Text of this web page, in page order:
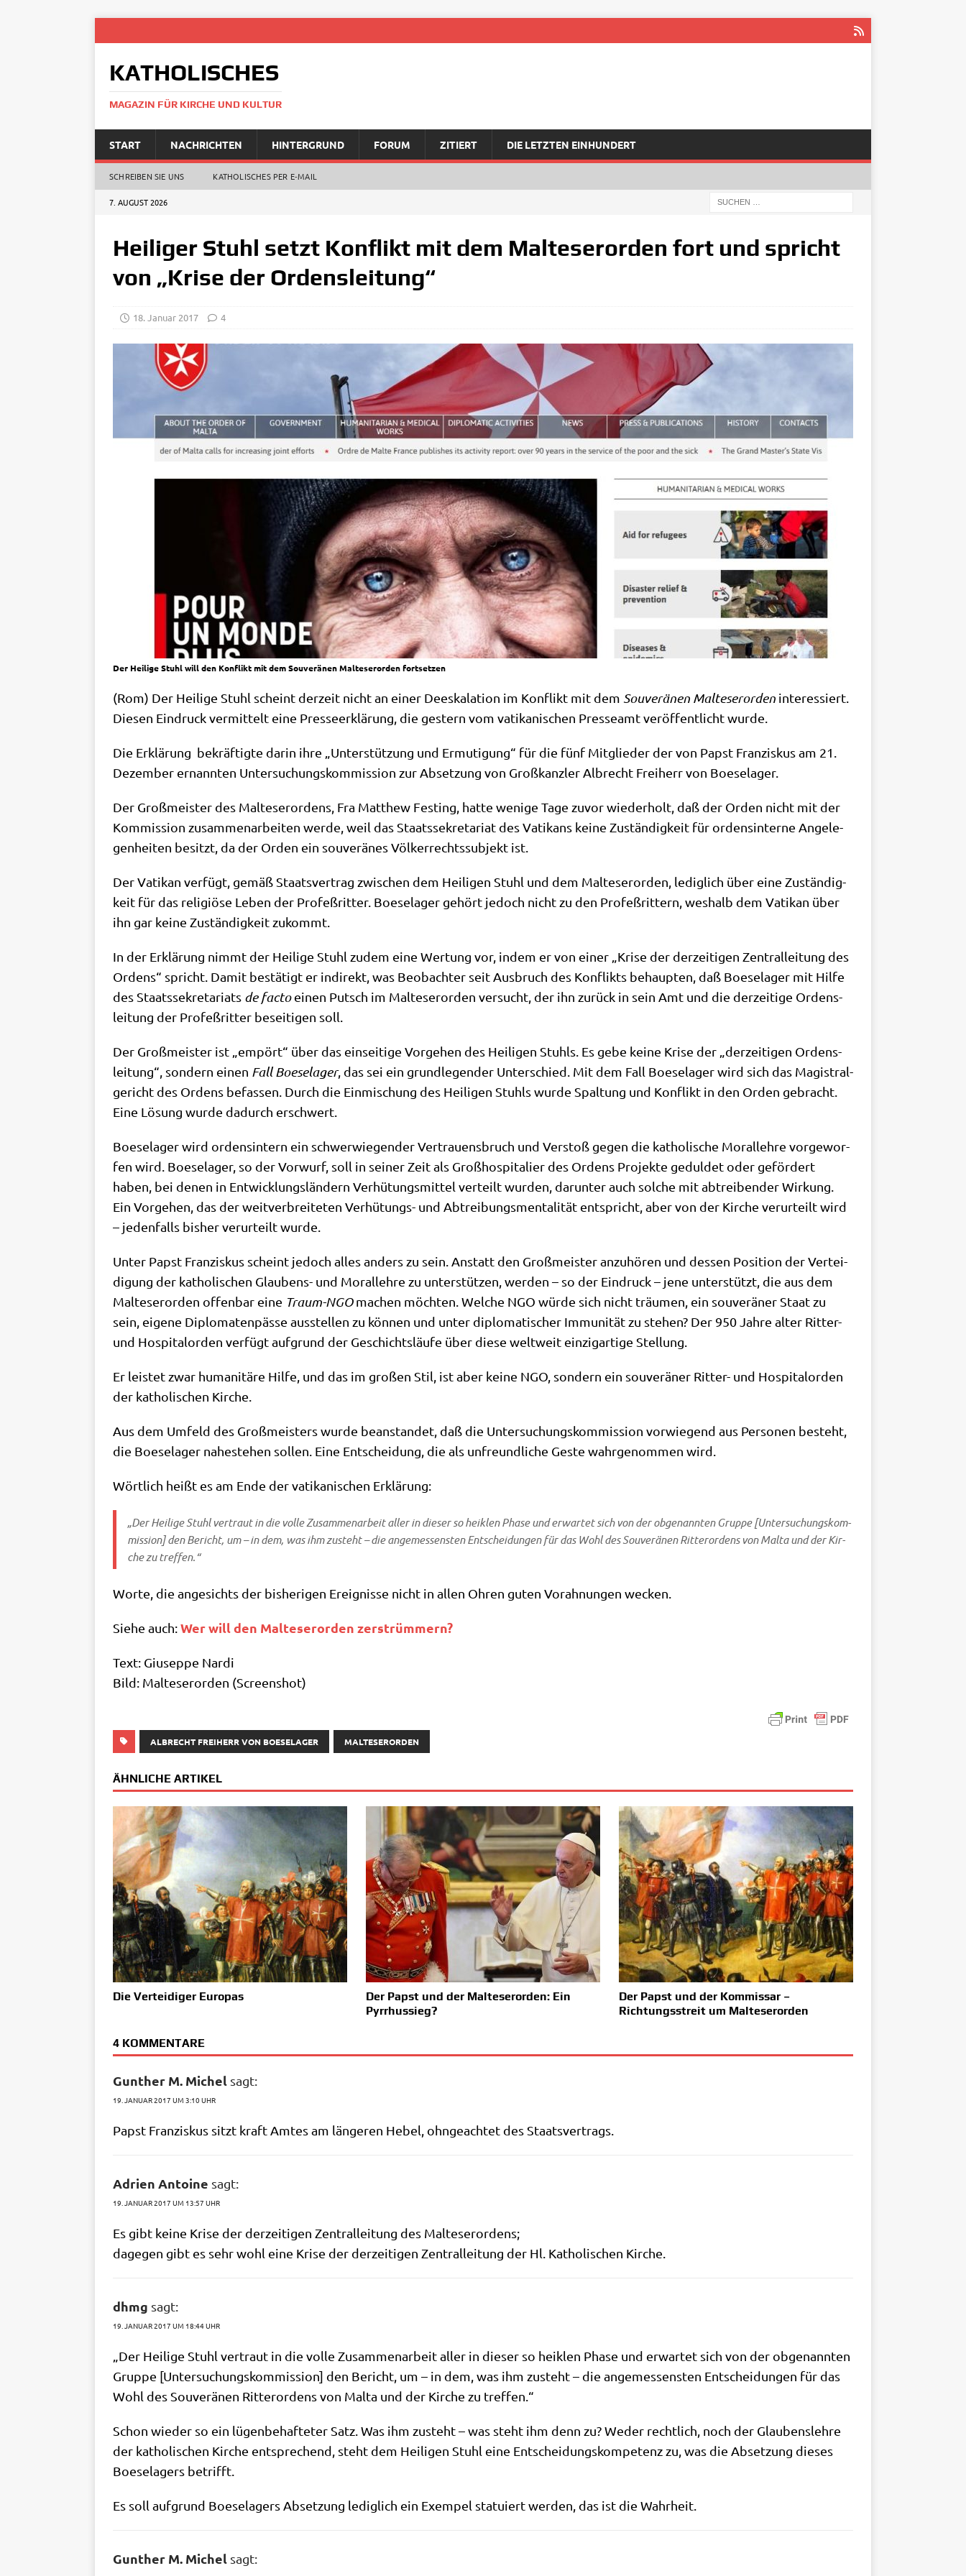
KATHOLISCHES
MAGAZIN FÜR KIRCHE UND KULTUR
START NACHRICHTEN HINTERGRUND FORUM ZITIERT DIE LETZTEN EINHUNDERT
SCHREIBEN SIE UNS KATHOLISCHES PER E‑MAIL
7. AUGUST 2026
Heiliger Stuhl setzt Konflikt mit dem Malteserorden fort und spricht
von „Krise der Ordensleitung“
18. Januar 2017 4
Der Heilige Stuhl will den Konflikt mit dem Souveränen Malteserorden fortsetzen
(Rom) Der Hei­li­ge Stuhl scheint der­zeit nicht an einer Dees­ka­la­ti­on im Kon­flikt mit dem Sou­ve­rä­nen Mal­te­ser­or­den inter­es­siert.
Die­sen Ein­druck ver­mit­telt eine Pres­se­er­klä­rung, die gestern vom vati­ka­ni­schen Pres­se­amt ver­öf­fent­licht wurde.
Die Erklä­rung bekräf­tig­te dar­in ihre „Unter­stüt­zung und Ermu­ti­gung“ für die fünf Mit­glie­der der von Papst Fran­zis­kus am 21.
Dezem­ber ernann­ten Unter­su­chungs­kom­mis­si­on zur Abset­zung von Groß­kanz­ler Albrecht Frei­herr von Boeselager.
Der Groß­mei­ster des Mal­te­ser­or­dens, Fra Matthew Fest­ing, hat­te weni­ge Tage zuvor wie­der­holt, daß der Orden nicht mit der
Kom­mis­si­on zusam­men­ar­bei­ten wer­de, weil das Staats­se­kre­ta­ri­at des Vati­kans kei­ne Zustän­dig­keit für ordens­in­ter­ne Ange­le­
gen­hei­ten besitzt, da der Orden ein sou­ve­rä­nes Völ­ker­rechts­sub­jekt ist.
Der Vati­kan ver­fügt, gemäß Staats­ver­trag zwi­schen dem Hei­li­gen Stuhl und dem Mal­te­ser­or­den, ledig­lich über eine Zustän­dig­
keit für das reli­giö­se Leben der Pro­feß­rit­ter. Boe­se­la­ger gehört jedoch nicht zu den Pro­feß­rit­tern, wes­halb dem Vati­kan über
ihn gar kei­ne Zustän­dig­keit zukommt.
In der Erklä­rung nimmt der Hei­li­ge Stuhl zudem eine Wer­tung vor, indem er von einer „Kri­se der der­zei­ti­gen Zen­t­ral­lei­tung des
Ordens“ spricht. Damit bestä­tigt er indi­rekt, was Beob­ach­ter seit Aus­bruch des Kon­flikts behaup­ten, daß Boe­se­la­ger mit Hil­fe
des Staats­se­kre­ta­ri­ats de fac­toeinen Putsch im Mal­te­ser­or­den ver­sucht, der ihn zurück in sein Amt und die der­zei­ti­ge Ordens­
lei­tung der Pro­feß­rit­ter besei­ti­gen soll.
Der Groß­mei­ster ist „empört“ über das ein­sei­ti­ge Vor­ge­hen des Hei­li­gen Stuhls. Es gebe kei­ne Kri­se der „der­zei­ti­gen Ordens­
lei­tung“, son­dern einen Fall Boe­se­la­ger, das sei ein grund­le­gen­der Unter­schied. Mit dem Fall Boe­se­la­ger wird sich das Magi­stral­
ge­richt des Ordens befas­sen. Durch die Ein­mi­schung des Hei­li­gen Stuhls wur­de Spal­tung und Kon­flikt in den Orden gebracht.
Eine Lösung wur­de dadurch erschwert.
Boe­se­la­ger wird ordens­in­tern ein schwer­wie­gen­der Ver­trau­ens­bruch und Ver­stoß gegen die katho­li­sche Moral­leh­re vor­ge­wor­
fen wird. Boe­se­la­ger, so der Vor­wurf, soll in sei­ner Zeit als Groß­hos­pi­ta­lier des Ordens Pro­jek­te gedul­det oder geför­dert
haben, bei denen in Ent­wick­lungs­län­dern Ver­hü­tungs­mit­tel ver­teilt wur­den, dar­un­ter auch sol­che mit abtrei­ben­der Wir­kung.
Ein Vor­ge­hen, das der weit­ver­brei­te­ten Ver­hü­tungs- und Abtrei­bungs­men­ta­li­tät ent­spricht, aber von der Kir­che ver­ur­teilt wird
– jeden­falls bis­her ver­ur­teilt wurde.
Unter Papst Fran­zis­kus scheint jedoch alles anders zu sein. Anstatt den Groß­mei­ster anzu­hö­ren und des­sen Posi­ti­on der Ver­tei­
di­gung der katho­li­schen Glau­bens- und Moral­leh­re zu unter­stüt­zen, wer­den – so der Ein­druck – jene unter­stützt, die aus dem
Mal­te­ser­or­den offen­bar eine Traum-NGOmachen möch­ten. Wel­che NGO wür­de sich nicht träu­men, ein sou­ve­rä­ner Staat zu
sein, eige­ne Diplo­ma­ten­päs­se aus­stel­len zu kön­nen und unter diplo­ma­ti­scher Immu­ni­tät zu ste­hen? Der 950 Jah­re alter Rit­ter-
und Hos­pi­tal­or­den ver­fügt auf­grund der Geschichts­läu­fe über die­se welt­weit ein­zig­ar­ti­ge Stellung.
Er lei­stet zwar huma­ni­tä­re Hil­fe, und das im gro­ßen Stil, ist aber kei­ne NGO, son­dern ein sou­ve­rä­ner Rit­ter- und Hos­pi­tal­or­den
der katho­li­schen Kirche.
Aus dem Umfeld des Groß­mei­sters wur­de bean­stan­det, daß die Unter­su­chungs­kom­mis­si­on vor­wie­gend aus Per­so­nen besteht,
die Boe­se­la­ger nahe­ste­hen sol­len. Eine Ent­schei­dung, die als unfreund­li­che Geste wahr­ge­nom­men wird.
Wört­lich heißt es am Ende der vati­ka­ni­schen Erklärung:
„Der Hei­li­ge Stuhl ver­traut in die vol­le Zusam­men­ar­beit aller in die­ser so heik­len Pha­se und erwar­tet sich von der obge­nann­ten Grup­pe [Unter­su­chungs­kom­
mis­si­on] den Bericht, um – in dem, was ihm zusteht – die ange­mes­sen­sten Ent­schei­dun­gen für das Wohl des Sou­ve­rä­nen Rit­ter­or­dens von Mal­ta und der Kir­
che zu treffen.“
Wor­te, die ange­sichts der bis­he­ri­gen Ereig­nis­se nicht in allen Ohren guten Vor­ah­nun­gen wecken.
Sie­he auch:Wer will den Mal­te­ser­or­den zerstrümmern?
Text: Giu­sep­pe Nardi
Bild: Mal­te­ser­or­den (Screen­shot)
ALBRECHT FREIHERR VON BOESELAGER MALTESERORDEN
ÄHNLICHE ARTIKEL
Die Verteidiger Europas
Der Papst und der Malteserorden: Ein
Pyrrhussieg?
Der Papst und der Kommissar –
Richtungsstreit um Malteserorden
4 KOMMENTARE
Gunther M. Michel sagt:
19. JANUAR 2017 UM 3:10 UHR
Papst Fran­zis­kus sitzt kraft Amtes am län­ge­ren Hebel, ohn­ge­ach­tet des Staatsvertrags.
Adrien Antoine sagt:
19. JANUAR 2017 UM 13:57 UHR
Es gibt kei­ne Kri­se der der­zei­ti­gen Zen­t­ral­lei­tung des Malteserordens;
dage­gen gibt es sehr wohl eine Kri­se der der­zei­ti­gen Zen­t­ral­lei­tung der Hl. Katho­li­schen Kirche.
dhmg sagt:
19. JANUAR 2017 UM 18:44 UHR
„Der Hei­li­ge Stuhl ver­traut in die vol­le Zusam­men­ar­beit aller in die­ser so heik­len Pha­se und erwar­tet sich von der obge­nann­ten
Grup­pe [Unter­su­chungs­kom­mis­si­on] den Bericht, um – in dem, was ihm zusteht – die ange­mes­sen­sten Ent­schei­dun­gen für das
Wohl des Sou­ve­rä­nen Rit­ter­or­dens von Mal­ta und der Kir­che zu treffen.“
Schon wie­der so ein lügen­be­haf­te­ter Satz. Was ihm zusteht – was steht ihm denn zu? Weder recht­lich, noch der Glau­bens­leh­re
der katho­li­schen Kir­che ent­spre­chend, steht dem Hei­li­gen Stuhl eine Ent­schei­dungs­kom­pe­tenz zu, was die Abset­zung die­ses
Boe­se­la­gers betrifft.
Es soll auf­grund Boe­se­la­gers Abset­zung ledig­lich ein Exem­pel sta­tu­iert wer­den, das ist die Wahrheit.
Gunther M. Michel sagt: